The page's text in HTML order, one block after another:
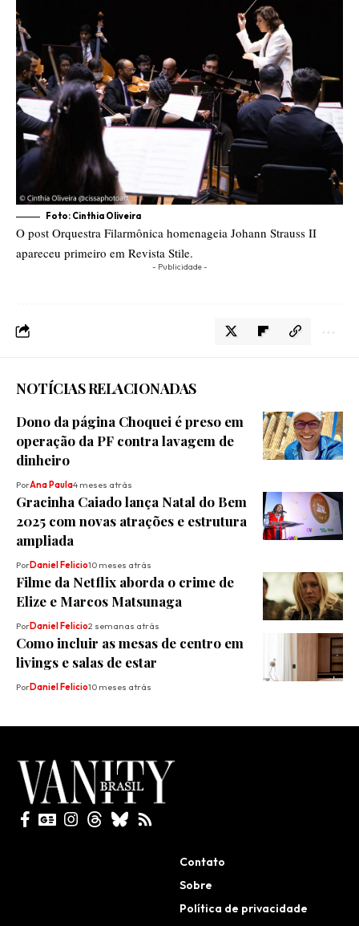
Foto: Cinthia Oliveira
O post Orquestra Filarmônica homenageia Johann Strauss II
apareceu primeiro em Revista Stile.
- Publicidade -
NOTÍCIAS RELACIONADAS
Dono da página Choquei é preso em
operação da PF contra lavagem de
dinheiro
PorAna Paula4 meses atrás
Gracinha Caiado lança Natal do Bem
2025 com novas atrações e estrutura
ampliada
PorDaniel Felicio10 meses atrás
Filme da Netflix aborda o crime de
Elize e Marcos Matsunaga
PorDaniel Felicio2 semanas atrás
Como incluir as mesas de centro em
livings e salas de estar
PorDaniel Felicio10 meses atrás
Contato
Sobre
Política de privacidade